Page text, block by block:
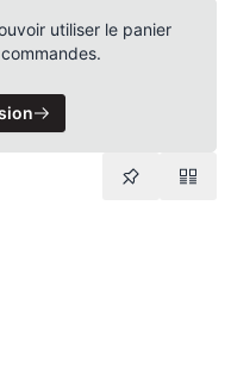
utiliser le panier